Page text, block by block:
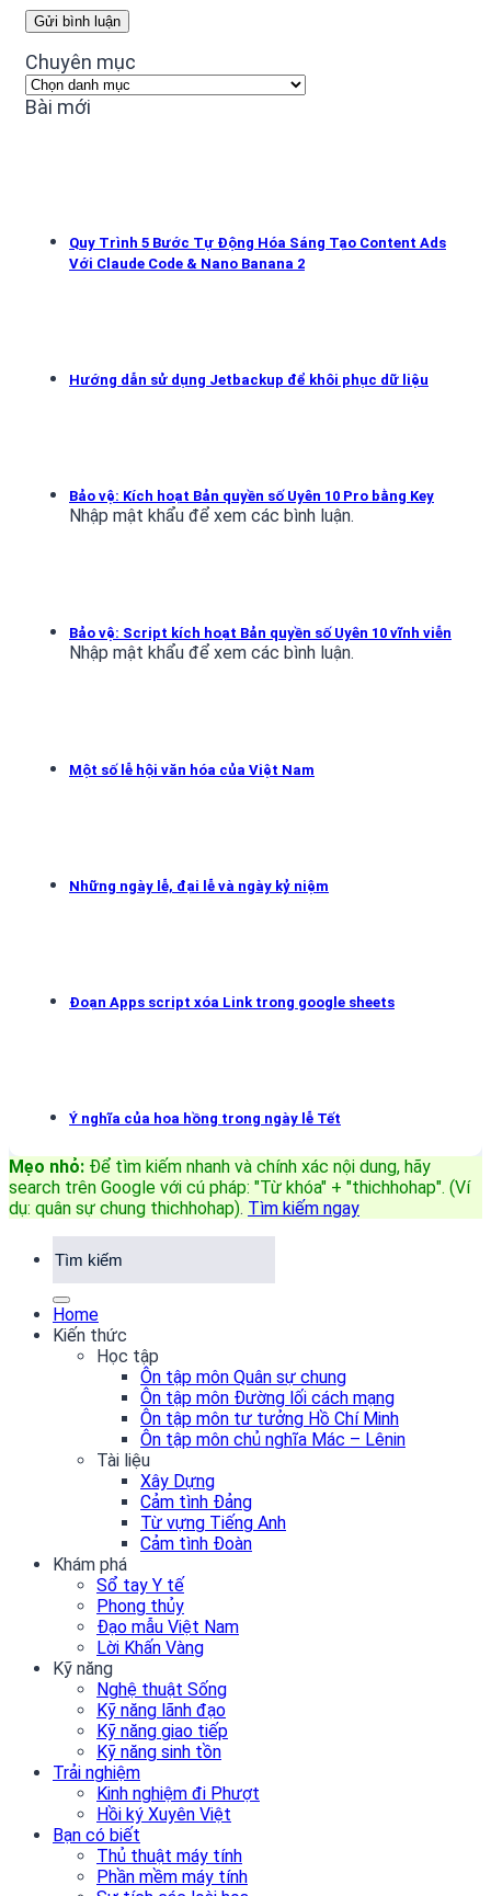
Chuyên mục
Chuyên
mục
Bài mới
Quy Trình 5 Bước Tự Động Hóa Sáng Tạo Content Ads
Với Claude Code & Nano Banana 2
Hướng dẫn sử dụng Jetbackup để khôi phục dữ liệu
Bảo vệ: Kích hoạt Bản quyền số Uyên 10 Pro bằng Key
Nhập mật khẩu để xem các bình luận.
Bảo vệ: Script kích hoạt Bản quyền số Uyên 10 vĩnh viễn
Nhập mật khẩu để xem các bình luận.
Một số lễ hội văn hóa của Việt Nam
Những ngày lễ, đại lễ và ngày kỷ niệm
Đoạn Apps script xóa Link trong google sheets
Ý nghĩa của hoa hồng trong ngày lễ Tết
Mẹo nhỏ: Để tìm kiếm nhanh và chính xác nội dung, hãy
search trên Google với cú pháp: "Từ khóa" + "thichhohap". (Ví
dụ: quân sự chung thichhohap). Tìm kiếm ngay
Home
Kiến thức
Học tập
Ôn tập môn Quân sự chung
Ôn tập môn Đường lối cách mạng
Ôn tập môn tư tưởng Hồ Chí Minh
Ôn tập môn chủ nghĩa Mác – Lênin
Tài liệu
Xây Dựng
Cảm tình Đảng
Từ vựng Tiếng Anh
Cảm tình Đoàn
Khám phá
Sổ tay Y tế
Phong thủy
Đạo mẫu Việt Nam
Lời Khấn Vàng
Kỹ năng
Nghệ thuật Sống
Kỹ năng lãnh đạo
Kỹ năng giao tiếp
Kỹ năng sinh tồn
Trải nghiệm
Kinh nghiệm đi Phượt
Hồi ký Xuyên Việt
Bạn có biết
Thủ thuật máy tính
Phần mềm máy tính